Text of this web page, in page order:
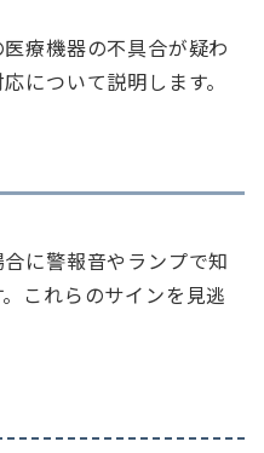
療機器の不具合が疑わ
について説明します。
に警報音やランプで知
これらのサインを見逃